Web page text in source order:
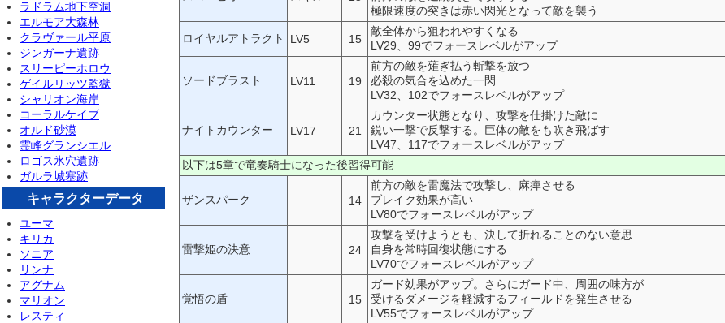
極限速度の突きは赤い閃光となって敵を襲う
ロイヤルアトラクト LV5 15
敵全体から狙われやすくなる
LV29、99でフォースレベルがアップ
ソードブラスト LV11 19
前方の敵を薙ぎ払う斬撃を放つ
必殺の気合を込めた一閃
LV32、102でフォースレベルがアップ
ナイトカウンター LV17 21
カウンター状態となり、攻撃を仕掛けた敵に
鋭い一撃で反撃する。巨体の敵をも吹き飛ばす
LV47、117でフォースレベルがアップ
以下は5章で竜奏騎士になった後習得可能
ザンスパーク 14
前方の敵を雷魔法で攻撃し、麻痺させる
ブレイク効果が高い
LV80でフォースレベルがアップ
雷撃姫の決意 24
攻撃を受けようとも、決して折れることのない意思
自身を常時回復状態にする
LV70でフォースレベルがアップ
覚悟の盾 15
ガード効果がアップ。さらにガード中、周囲の味方が
受けるダメージを軽減するフィールドを発生させる
LV55でフォースレベルがアップ
ラドラム地下空洞
エルモア大森林
クラヴァール平原
ジンガーナ遺跡
スリーピーホロウ
ゲイルリッツ監獄
シャリオン海岸
コーラルケイブ
オルド砂漠
霊峰グランシエル
ロゴス氷穴遺跡
ガルラ城塞跡
キャラクターデータ
ユーマ
キリカ
ソニア
リンナ
アグナム
マリオン
レスティ